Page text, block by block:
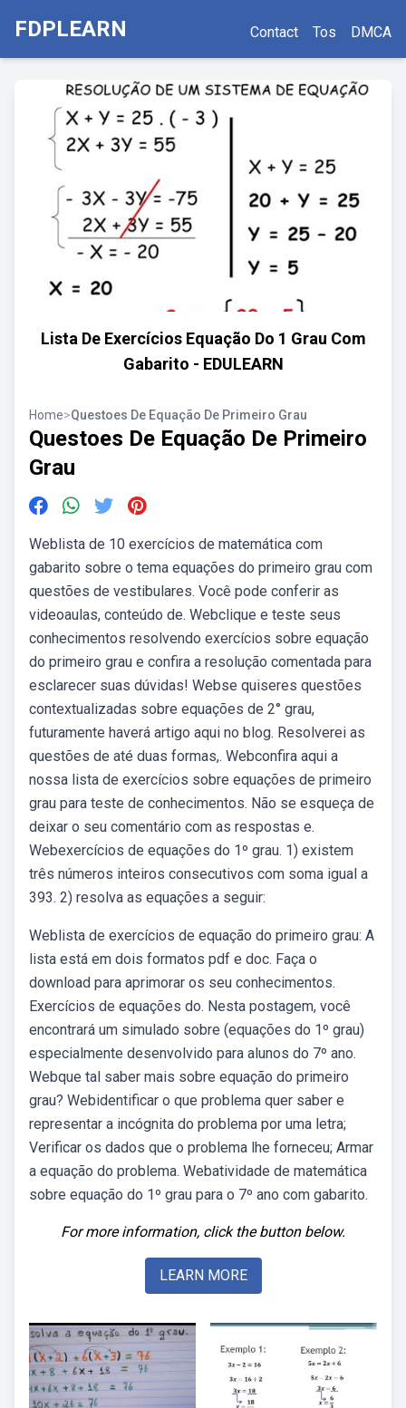
FDPLEARN Contact Tos DMCA
Lista De Exercícios Equação Do 1 Grau Com
Gabarito - EDULEARN
Home>Questoes De Equação De Primeiro Grau
Questoes De Equação De Primeiro
Grau
Weblista de 10 exercícios de matemática com
gabarito sobre o tema equações do primeiro grau com
questões de vestibulares. Você pode conferir as
videoaulas, conteúdo de. Webclique e teste seus
conhecimentos resolvendo exercícios sobre equação
do primeiro grau e confira a resolução comentada para
esclarecer suas dúvidas! Webse quiseres questões
contextualizadas sobre equações de 2° grau,
futuramente haverá artigo aqui no blog. Resolverei as
questões de até duas formas,. Webconfira aqui a
nossa lista de exercícios sobre equações de primeiro
grau para teste de conhecimentos. Não se esqueça de
deixar o seu comentário com as respostas e.
Webexercícios de equações do 1º grau. 1) existem
três números inteiros consecutivos com soma igual a
393. 2) resolva as equações a seguir:
Weblista de exercícios de equação do primeiro grau: A
lista está em dois formatos pdf e doc. Faça o
download para aprimorar os seu conhecimentos.
Exercícios de equações do. Nesta postagem, você
encontrará um simulado sobre (equações do 1º grau)
especialmente desenvolvido para alunos do 7º ano.
Webque tal saber mais sobre equação do primeiro
grau? Webidentificar o que problema quer saber e
representar a incógnita do problema por uma letra;
Verificar os dados que o problema lhe forneceu; Armar
a equação do problema. Webatividade de matemática
sobre equação do 1º grau para o 7º ano com gabarito.
For more information, click the button below.
LEARN MORE